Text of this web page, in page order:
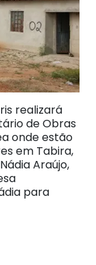
realizará
de Obras
onde estão
em Tabira,
Araújo,
para